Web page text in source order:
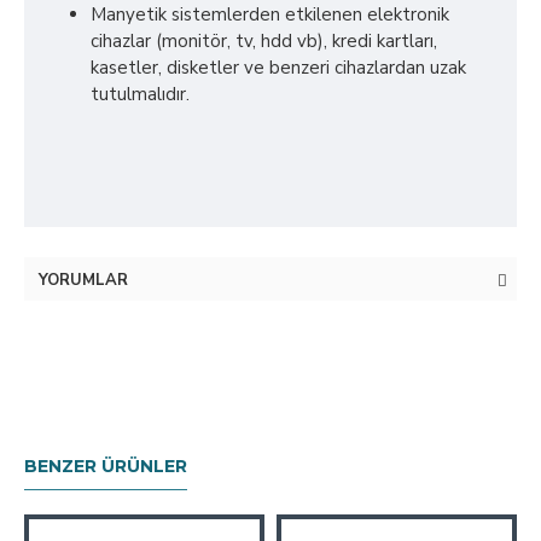
Manyetik sistemlerden etkilenen elektronik
cihazlar (monitör, tv, hdd vb), kredi kartları,
kasetler, disketler ve benzeri cihazlardan uzak
tutulmalıdır.
YORUMLAR
BENZER ÜRÜNLER